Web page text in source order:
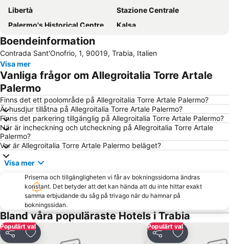
Libertà
Stazione Centrale
Palermo's Historical Centre
Kalsa
Teatro Politeama-Garibaldi
Mazzaforno
Cattedrale di Palermo
Spiaggia Caldura
Palazzo dei Normanni
Teatro Massimo
La Loggia
Albergaria
Cappella Palatina
Spiaggia Settefrati
Spiaggia di Sferracavallo
Foro Italico
Villa Trabia
Castello Utveggio
Spiaggia Sant´Ambrogio
La Rocca
Boendeinformation
Contrada Sant'Onofrio, 1, 90019, Trabia, Italien
Visa mer
Vanliga frågor om Allegroitalia Torre Artale
Palermo
Finns det ett poolområde på Allegroitalia Torre Artale Palermo?
Är husdjur tillåtna på Allegroitalia Torre Artale Palermo?
Finns det parkering tillgänglig på Allegroitalia Torre Artale Palermo?
När är incheckning och utcheckning på Allegroitalia Torre Artale
Palermo?
Var är Allegroitalia Torre Artale Palermo beläget?
Visa mer
Priserna och tillgängligheten vi får av bokningssidorna ändras
konstant. Det betyder att det kan hända att du inte hittar exakt
samma erbjudande du såg på trivago när du hamnar på
bokningssidan.
Bland våra populäraste Hotels i Trabia
Populärt val
Dela Lägg till i Mina Favoriter
Populärt val
Dela Lägg till i